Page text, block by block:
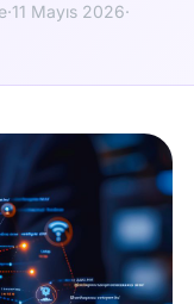
·11 Mayıs 2026·